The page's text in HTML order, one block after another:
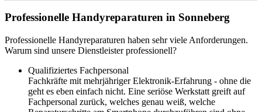
Professionelle Handyreparaturen in Sonneberg
Professionelle Handyreparaturen haben sehr viele Anforderungen.
Warum sind unsere Dienstleister professionell?
Qualifiziertes Fachpersonal
Fachkräfte mit mehrjähriger Elektronik-Erfahrung - ohne die
geht es eben einfach nicht. Eine seriöse Werkstatt greift auf
Fachpersonal zurück, welches genau weiß, welche